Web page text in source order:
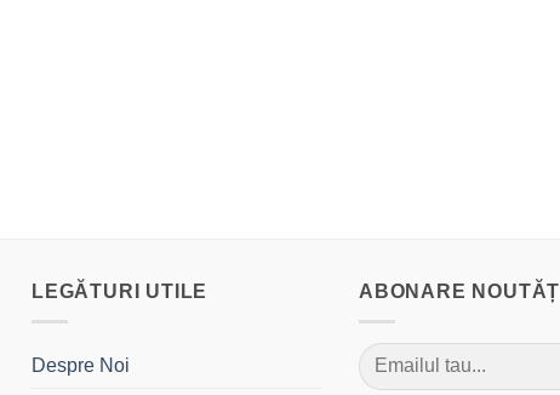
LEGĂTURI UTILE
Despre Noi
ABONARE NOUTĂȚI